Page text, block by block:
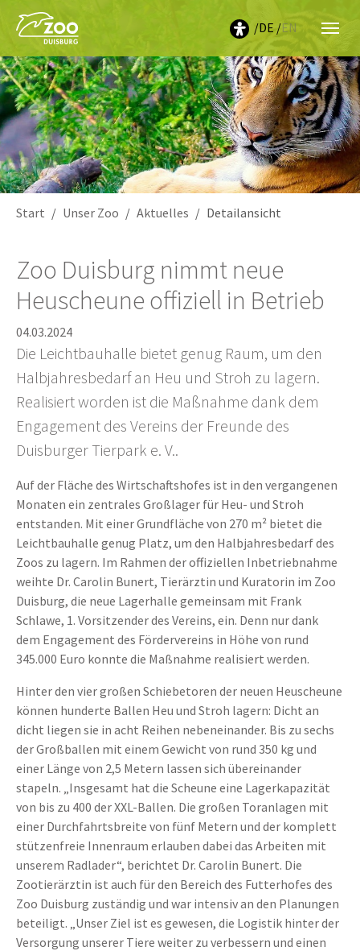
DE EN
Start Unser Zoo Aktuelles Detailansicht
Zoo Duisburg nimmt neue
Heuscheune offiziell in Betrieb
04.03.2024
Die Leichtbauhalle bietet genug Raum, um den
Halbjahresbedarf an Heu und Stroh zu lagern.
Realisiert worden ist die Maßnahme dank dem
Engagement des Vereins der Freunde des
Duisburger Tierpark e. V..
Auf der Fläche des Wirtschaftshofes ist in den vergangenen
Monaten ein zentrales Großlager für Heu- und Stroh
entstanden. Mit einer Grundfläche von 270 m² bietet die
Leichtbauhalle genug Platz, um den Halbjahresbedarf des
Zoos zu lagern. Im Rahmen der offiziellen Inbetriebnahme
weihte Dr. Carolin Bunert, Tierärztin und Kuratorin im Zoo
Duisburg, die neue Lagerhalle gemeinsam mit Frank
Schlawe, 1. Vorsitzender des Vereins, ein. Denn nur dank
dem Engagement des Fördervereins in Höhe von rund
345.000 Euro konnte die Maßnahme realisiert werden.
Hinter den vier großen Schiebetoren der neuen Heuscheune
können hunderte Ballen Heu und Stroh lagern: Dicht an
dicht liegen sie in acht Reihen nebeneinander. Bis zu sechs
der Großballen mit einem Gewicht von rund 350 kg und
einer Länge von 2,5 Metern lassen sich übereinander
stapeln. „Insgesamt hat die Scheune eine Lagerkapazität
von bis zu 400 der XXL-Ballen. Die großen Toranlagen mit
einer Durchfahrtsbreite von fünf Metern und der komplett
stützenfreie Innenraum erlauben dabei das Arbeiten mit
unserem Radlader“, berichtet Dr. Carolin Bunert. Die
Zootierärztin ist auch für den Bereich des Futterhofes des
Zoo Duisburg zuständig und war intensiv an den Planungen
beteiligt. „Unser Ziel ist es gewesen, die Logistik hinter der
Versorgung unserer Tiere weiter zu verbessern und einen